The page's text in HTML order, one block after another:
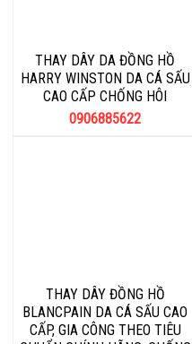
THAY DÂY DA ĐỒNG HỒ
HARRY WINSTON DA CÁ SẤU
CAO CẤP CHỐNG HÔI
0906885622
THAY DÂY ĐỒNG HỒ
BLANCPAIN DA CÁ SẤU CAO
CẤP, GIA CÔNG THEO TIÊU